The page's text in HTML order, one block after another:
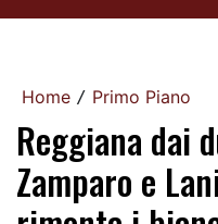
Home / Primo Piano
Reggiana dai
Zamparo e